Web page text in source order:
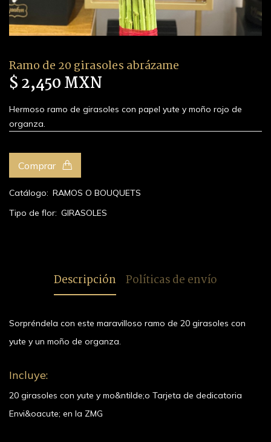
Ramo de 20 girasoles abrázame
$ 2,450 MXN
Hermoso ramo de girasoles con papel yute y moño rojo de
organza.
Comprar
Catálogo: RAMOS O BOUQUETS
Tipo de flor: GIRASOLES
Descripción Políticas de envío
Sorpréndela con este maravilloso ramo de 20 girasoles con
yute y un moño de organza.
Incluye:
20 girasoles con yute y mo&ntilde;o Tarjeta de dedicatoria
Envi&oacute; en la ZMG